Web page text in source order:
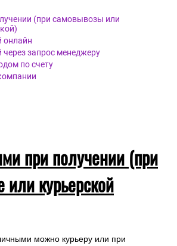
(при самовывозы или
онлайн
через запрос менеджеру
по счету
при получении (при
или курьерской
можно курьеру или при